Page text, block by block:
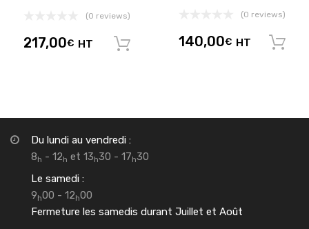
(0 reviews)
217,00€ HT Ajouter au panier
(0 reviews)
140,00€ HT
Du lundi au vendredi :
8h - 12h et 13h30 - 17h30
Le samedi :
9h00 - 12h00
Fermeture les samedis durant Juillet et Août